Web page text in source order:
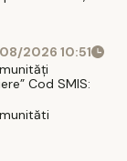
2026 10:51
Cod SMIS: